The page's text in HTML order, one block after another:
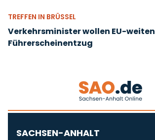
TREFFEN IN BRÜSSEL
Verkehrsminister wollen EU-weiten
Führerscheinentzug
SACHSEN-ANHALT